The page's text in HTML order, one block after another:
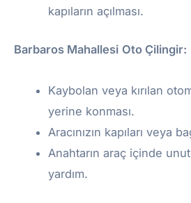
kapıların açılması.
Barbaros Mahallesi Oto Çilingir:
Kaybolan veya kırılan
yerine konması.
Aracınızın kapıları veya
Anahtarın araç içinde
yardım.